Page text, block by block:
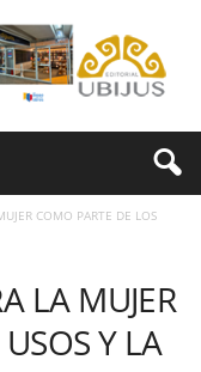
COMO PARTE DE LOS
LA MUJER
Y LA